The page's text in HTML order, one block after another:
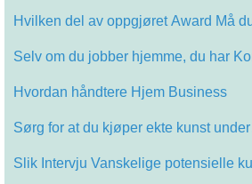
Hvilken del av oppgjøret Award Må
Selv om du jobber hjemme, du har
Hvordan håndtere Hjem Business
Sørg for at du kjøper ekte kunst
Slik Intervju Vanskelige potensielle